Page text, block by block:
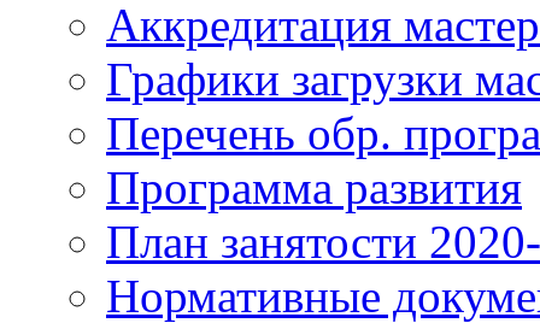
Аккредитация
Графики загрузки
Перечень обр.
Программа развития
План занятости
Нормативные